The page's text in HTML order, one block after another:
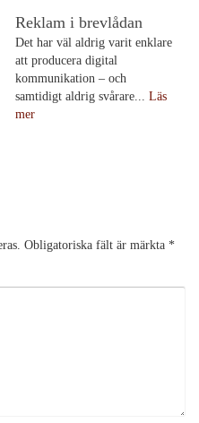
Reklam i brevlådan
Det har väl aldrig varit enklare
att producera digital
kommunikation – och
samtidigt aldrig svårare... Läs
mer
Obligatoriska fält är märkta *